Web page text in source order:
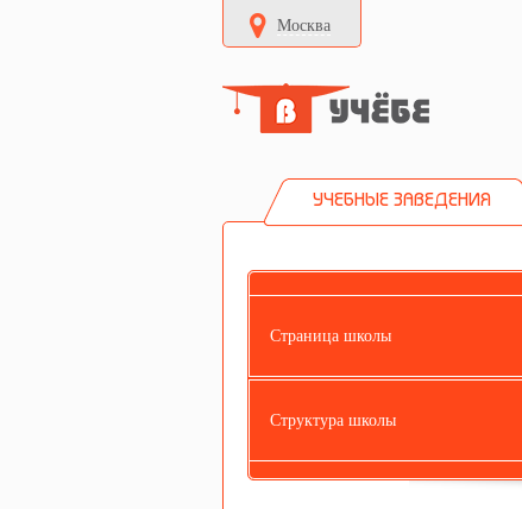
Москва
УЧЕБНЫЕ ЗАВЕДЕНИЯ
Страница школы
Структура школы